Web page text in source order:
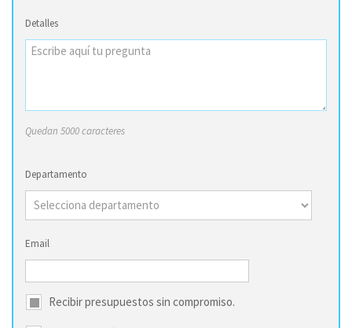
Detalles
Quedan 5000 caracteres
Departamento
Email
Recibir presupuestos sin compromiso.